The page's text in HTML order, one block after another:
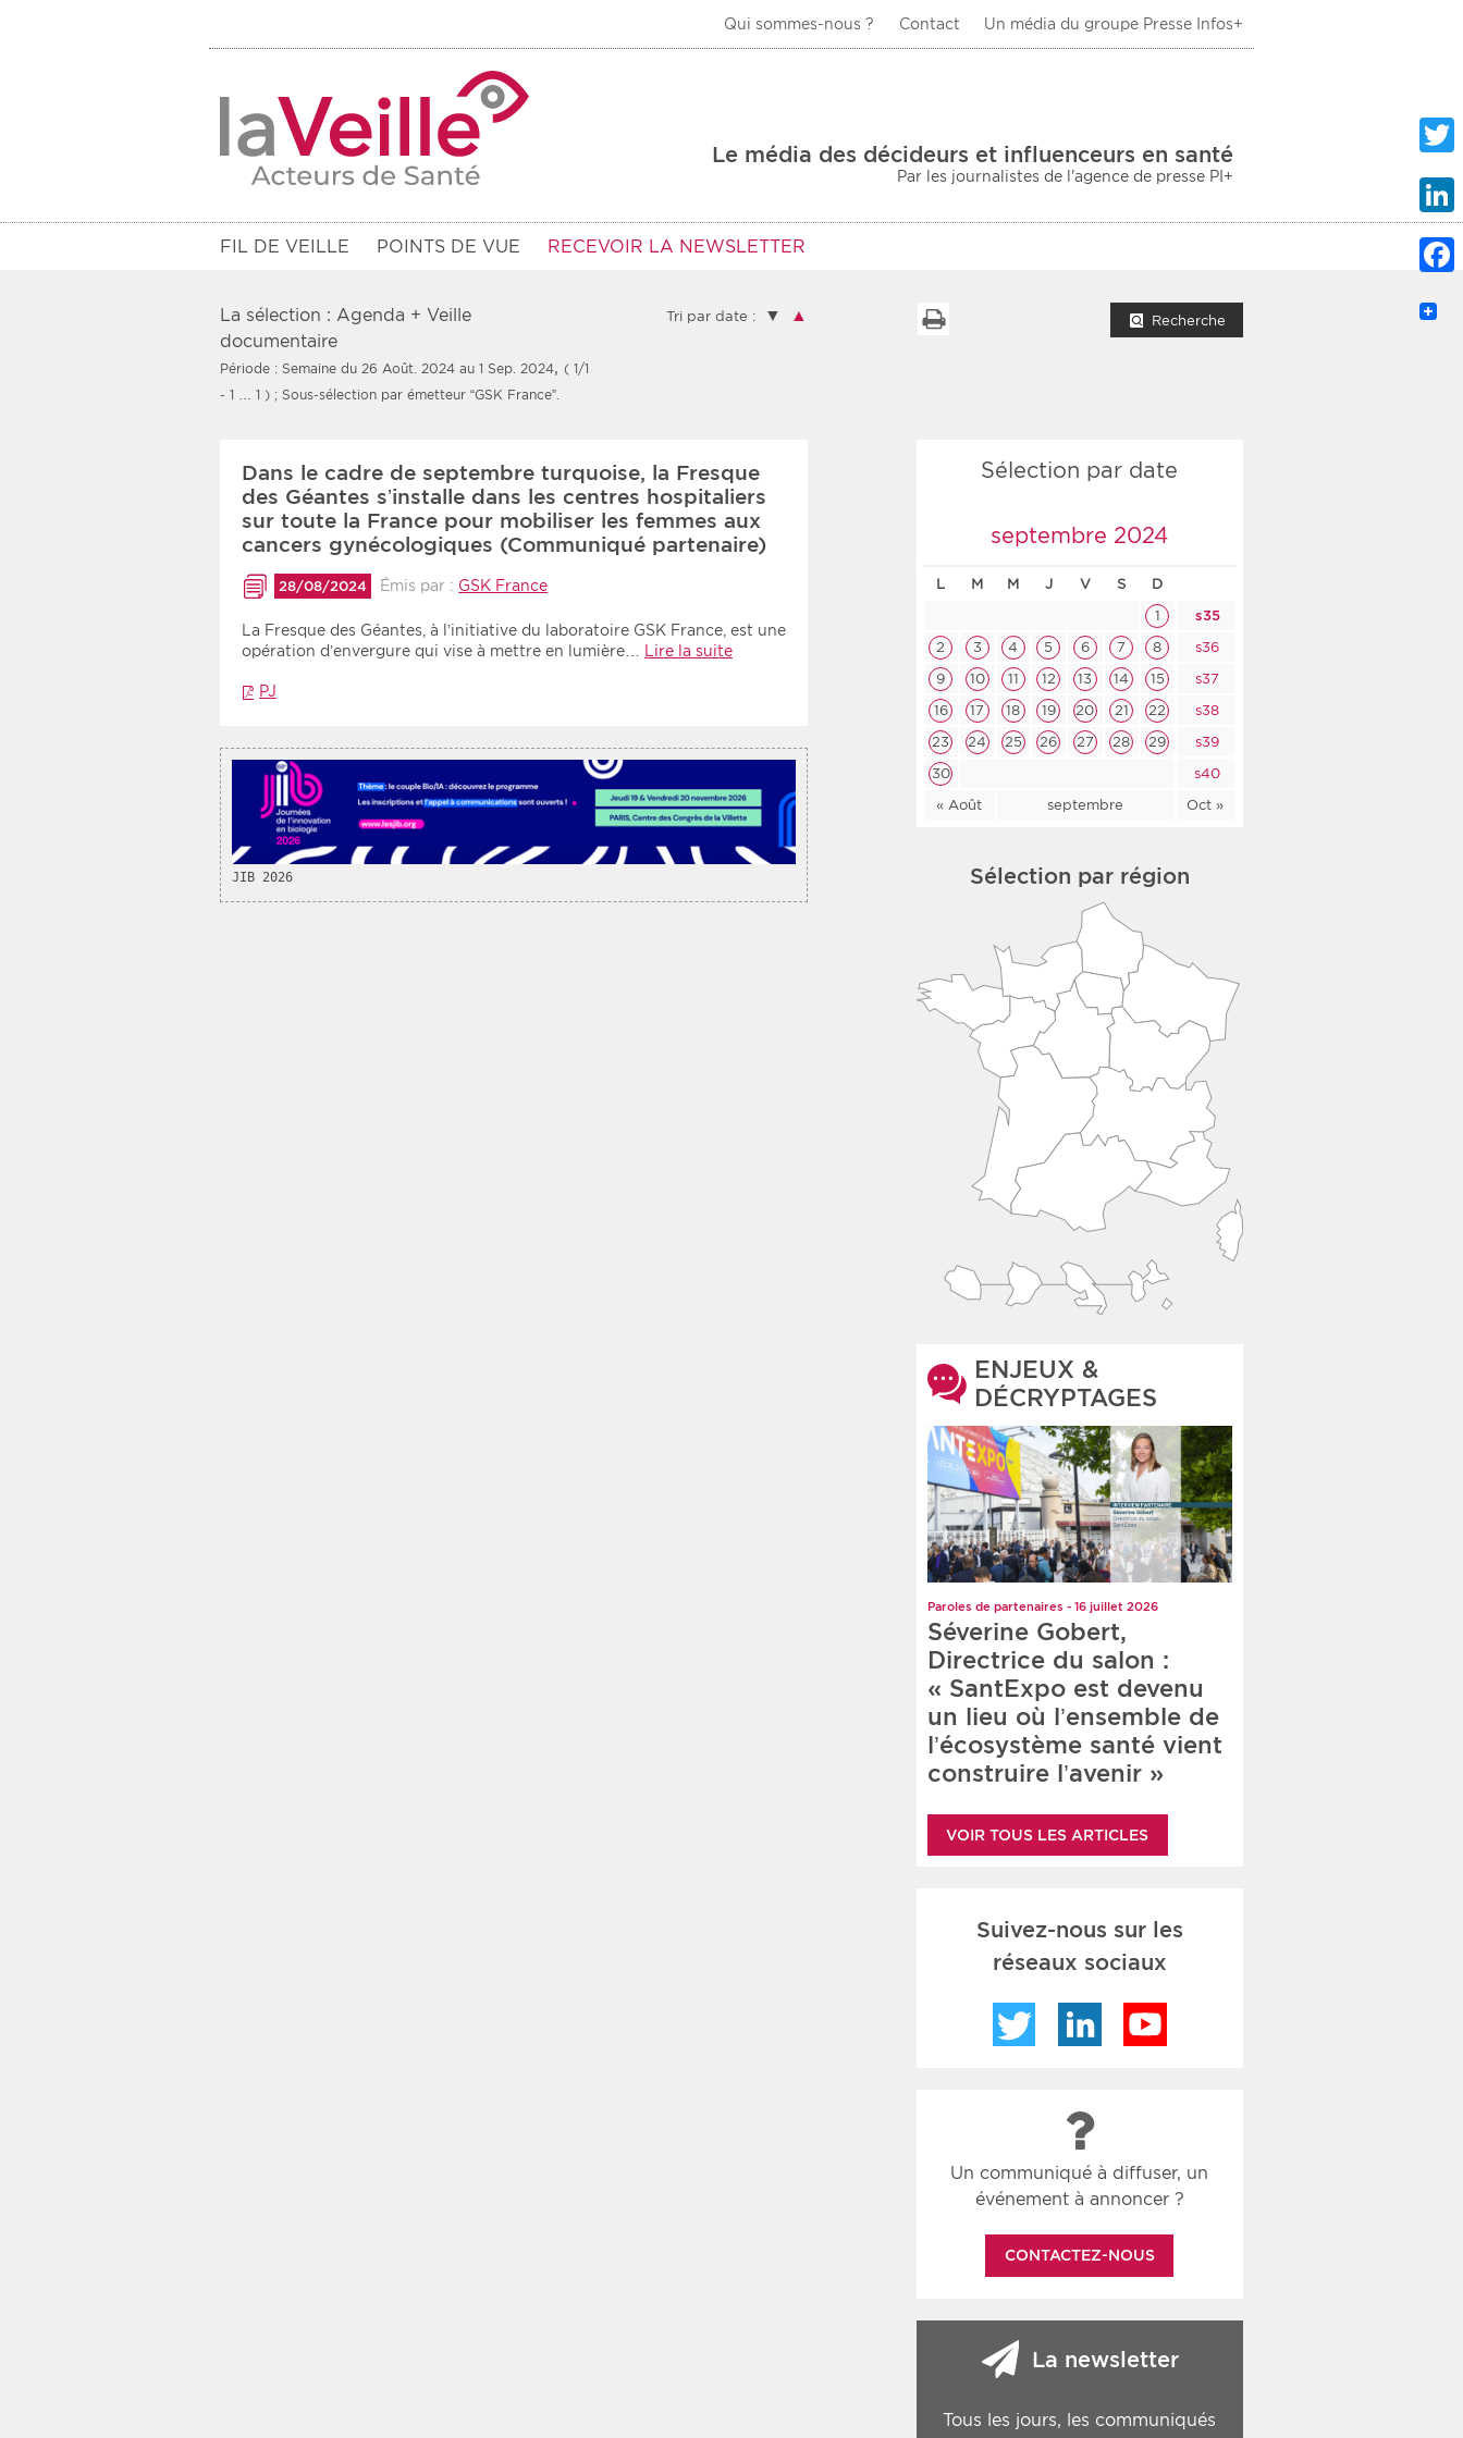
Qui sommes-nous ? Contact Un média du groupe Presse Infos+
Le média des décideurs et influenceurs en santé
Par les journalistes de l'agence de presse PI+
FIL DE VEILLE POINTS DE VUE RECEVOIR LA NEWSLETTER
Communiqués des 10 derniers jours
Recherche par mots clés
Communiqués
Les deux
Sanitaire
Zone géographique
Choisir une zone Choisir une date de début Chronologique
Inversé
La sélection : Agenda + Veille
documentaire
Période : Semaine du 26 Août. 2024 au 1 Sep. 2024, ( 1/1
- 1 … 1 ) ; Sous-sélection par émetteur “GSK France”.
Tri par date : ▼ ▲ Recherche
Dans le cadre de septembre turquoise, la Fresque
des Géantes s’installe dans les centres hospitaliers
sur toute la France pour mobiliser les femmes aux
cancers gynécologiques (Communiqué partenaire)
28/08/2024 Émis par : GSK France
La Fresque des Géantes, à l’initiative du laboratoire GSK France, est une
opération d’envergure qui vise à mettre en lumière…
Lire la suite
PJ
JIB 2026
Sélection par date
septembre 2024
L M M J V S D
« Août septembre Oct »
1
s35
2
3 4 5 6 7 8
s36
9
10 11 12 13 14 15
s37
16
17 18 19 20 21 22
s38
23
24 25 26 27 28 29
s39
30
s40
Sélection par région
ENJEUX &
DÉCRYPTAGES
Paroles de partenaires - 16 juillet 2026
Séverine Gobert,
Directrice du salon :
« SantExpo est devenu
un lieu où l’ensemble de
l’écosystème santé vient
construire l’avenir »
VOIR TOUS LES ARTICLES
Suivez-nous sur les
réseaux sociaux
Twitter LinkedIn
Un communiqué à diffuser, un
événement à annoncer ?
CONTACTEZ-NOUS
La newsletter
Tous les jours, les communiqués